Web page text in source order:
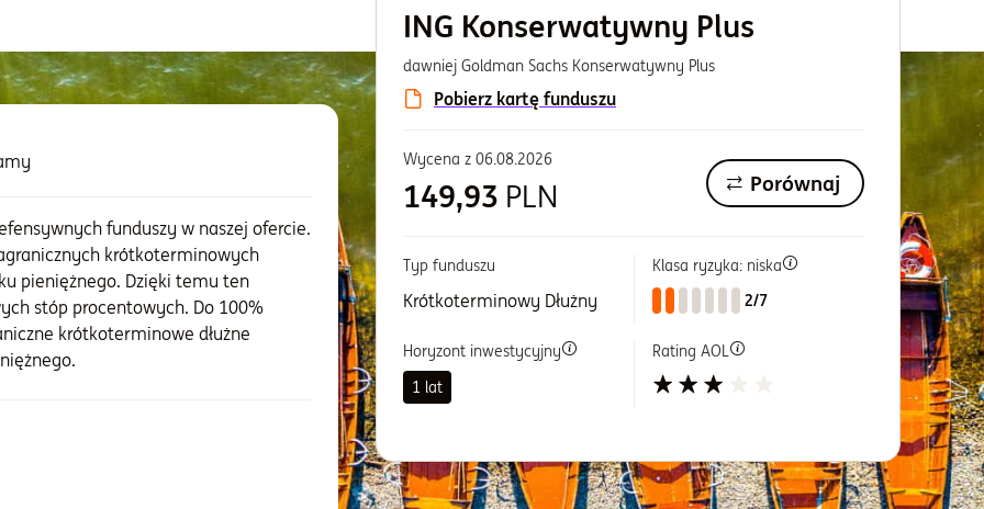
ING Konserwatywny Plus
dawniej Goldman Sachs Konserwatywny Plus
Pobierz kartę funduszu
Wycena z 06.08.2026
149,93 PLN Porównaj
Typ funduszu
Krótkoterminowy Dłużny
Klasa ryzyka: niska
2/7
Horyzont inwestycyjny
1 lat
Rating AOL
funduszy w naszej ofercie.
krótkoterminowych
pieniężnego. Dzięki temu ten
stóp procentowych. Do 100%
krótkoterminowe dłużne